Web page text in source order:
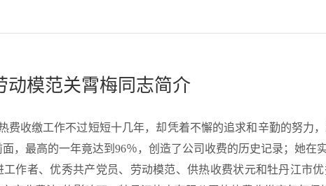
动模范关霄梅同志简介
缴工作不过短短十几年，却凭着不懈的追求和辛勤的努力
，最高的一年竟达到96％，创造了公司收费的历史记录；她在
作者、优秀共产党员、劳动模范、供热收费状元和牡丹江市